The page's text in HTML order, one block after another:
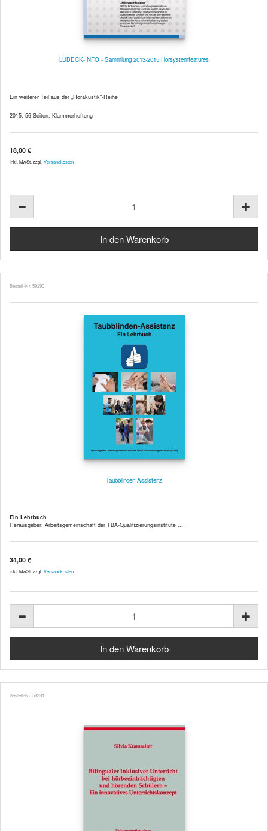
LÜBECK-INFO - Sammlung 2013-2015 Hörsystemfeatures
Ein weiterer Teil aus der „Hörakustik“-Reihe
2015, 56 Seiten, Klammerheftung
18,00 €
inkl. MwSt. zzgl. Versandkosten
Bestell-Nr. 59290
Taubblinden-Assistenz
Ein Lehrbuch
Herausgeber: Arbeitsgemeinschaft der TBA-Qualifizierungsinstitute ...
34,00 €
inkl. MwSt. zzgl. Versandkosten
Bestell-Nr. 59291